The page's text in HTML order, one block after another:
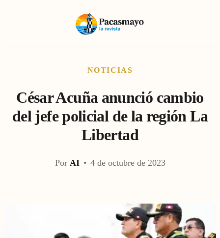
NOTICIAS
César Acuña anunció cambio
del jefe policial de la región La
Libertad
Por AI • 4 de octubre de 2023